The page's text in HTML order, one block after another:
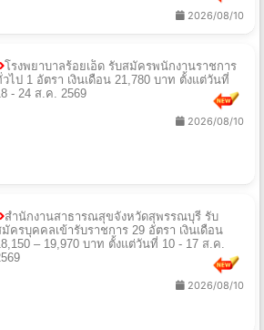
2026/08/10
โรงพยาบาลร้อยเอ็ด รับสมัครพนักงานราชการ
ทั่วไป 1 อัตรา เงินเดือน 21,780 บาท ตั้งแต่วันที่
สํานักงานสาธารณสุขจังหวัดสุพรรณบุรี รับ
สมัครบุคคลเข้ารับราชการ 29 อัตรา เงินเดือน
18,150 – 19,970 บาท ตั้งแต่วันที่ 10 - 17 ส.ค.